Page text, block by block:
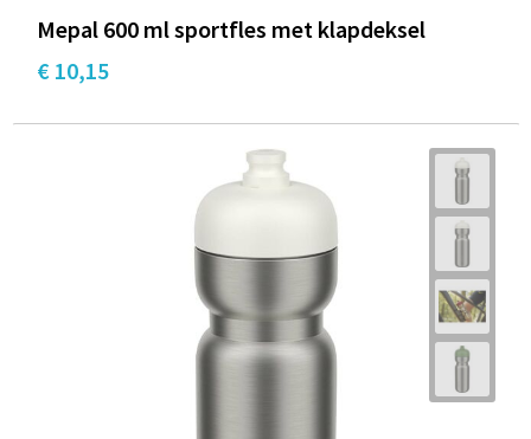
Mepal 600 ml sportfles met klapdeksel
€ 10,15